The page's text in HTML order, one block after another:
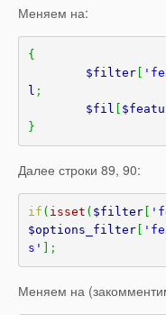
Меняем на:
{
$filter
l ;
$fil
}
Далее строки 89, 90:
if ( isset ( $filter
$options_filter
s'
;
Меняем на